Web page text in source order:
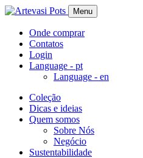
Menu
Onde comprar
Contatos
Login
Language - pt
Language - en
Coleção
Dicas e ideias
Quem somos
Sobre Nós
Negócio
Sustentabilidade